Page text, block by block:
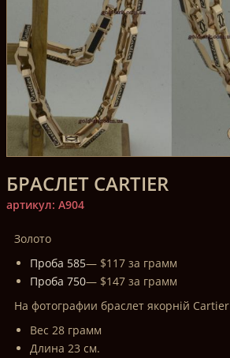
БРАСЛЕТ СARTIER
артикул: A904
Золото
Проба 585— $117 за грамм
Проба 750— $147 за грамм
На фотографии браслет якорній Сartier
Вес 28 грамм
Длина 23 см.